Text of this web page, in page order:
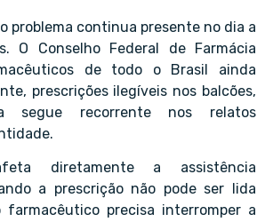
problema continua presente no dia a
O Conselho Federal de Farmácia
de todo o Brasil ainda
prescrições ilegíveis nos balcões,
recorrente nos relatos
diretamente a assistência
a prescrição não pode ser lida
farmacêutico precisa interromper a